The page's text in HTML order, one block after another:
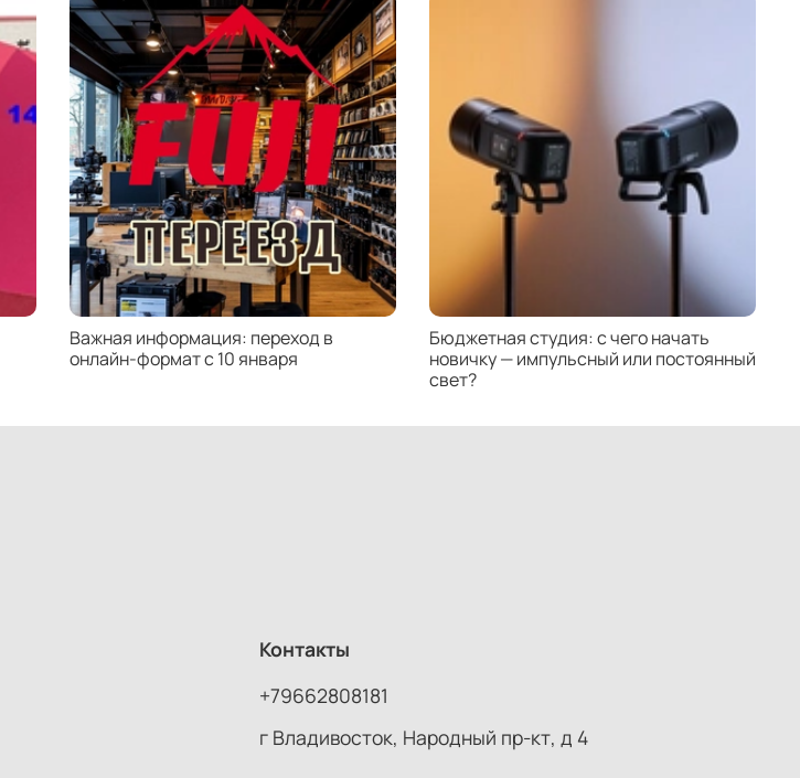
Важная информация: переход в
онлайн-формат с 10 января
Бюджетная студия: с чего начать
новичку — импульсный или постоянный
свет?
Контакты
+79662808181
г Владивосток, Народный пр-кт, д 4